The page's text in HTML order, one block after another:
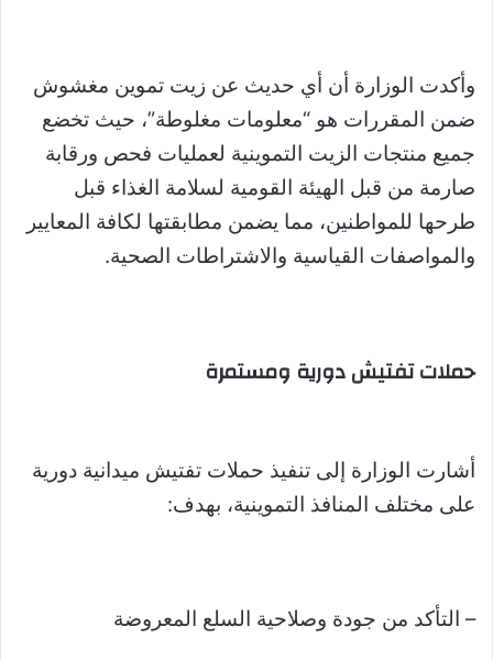
وأكدت الوزارة أن أي حديث عن زيت تموين مغشوش
ضمن المقررات هو “معلومات مغلوطة”، حيث تخضع
جميع منتجات الزيت التموينية لعمليات فحص ورقابة
صارمة من قبل الهيئة القومية لسلامة الغذاء قبل
طرحها للمواطنين، مما يضمن مطابقتها لكافة المعايير
والمواصفات القياسية والاشتراطات الصحية.
حملات تفتيش دورية ومستمرة
أشارت الوزارة إلى تنفيذ حملات تفتيش ميدانية دورية
على مختلف المنافذ التموينية، بهدف:
– التأكد من جودة وصلاحية السلع المعروضة